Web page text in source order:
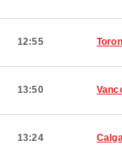
12:55
13:50
13:24